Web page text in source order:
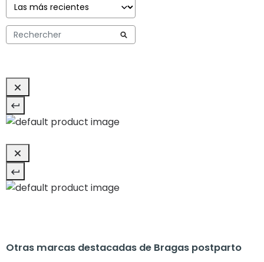
Otras marcas destacadas de Bragas postparto